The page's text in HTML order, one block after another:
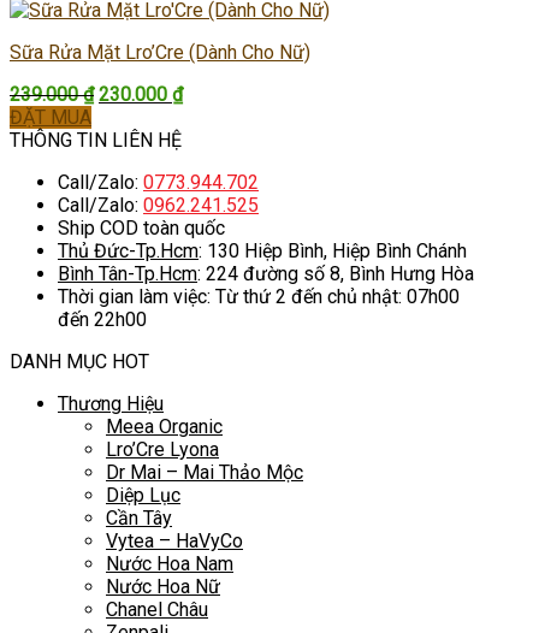
250.000 ₫.
Sữa Rửa Mặt Lro’Cre (Dành Cho Nữ)
239.000₫ Giá
là:
230.000 ₫Giá
230.000 ₫.
ĐẶT MUA
THÔNG TIN LIÊN HỆ
Call/Zalo: 0773.944.702
Call/Zalo: 0962.241.525
Ship COD toàn quốc
Thủ Đức-Tp.Hcm: 130 Hiệp Bình, Hiệp Bình Chánh
Bình Tân-Tp.Hcm: 224 đường số 8, Bình Hưng Hòa
Thời gian làm việc: Từ thứ 2 đến chủ nhật: 07h00
đến 22h00
DANH MỤC HOT
Thương Hiệu
Meea Organic
Lro’Cre Lyona
Dr Mai – Mai Thảo Mộc
Diệp Lục
Cần Tây
Vytea – HaVyCo
Nước Hoa Nam
Nước Hoa Nữ
Chanel Châu